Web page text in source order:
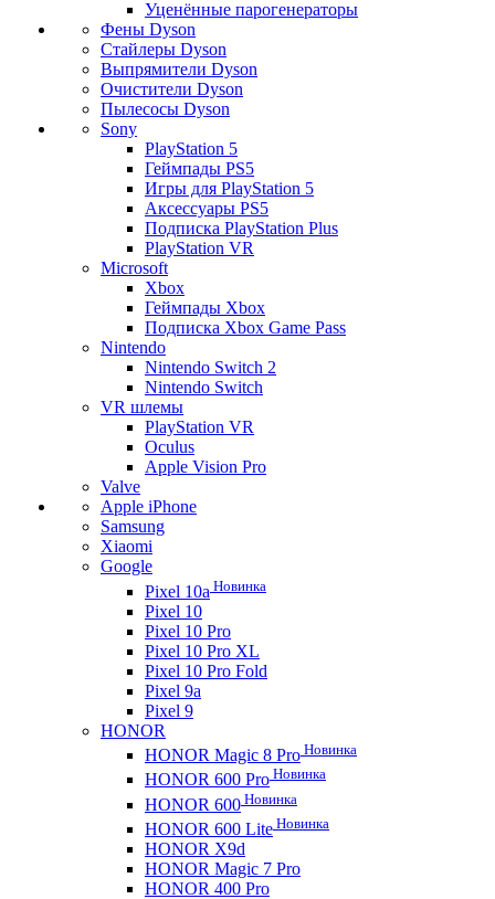
Уценённые парогенераторы
Фены Dyson
Стайлеры Dyson
Выпрямители Dyson
Очистители Dyson
Пылесосы Dyson
Sony
PlayStation 5
Геймпады PS5
Игры для PlayStation 5
Аксессуары PS5
Подписка PlayStation Plus
PlayStation VR
Microsoft
Xbox
Геймпады Xbox
Подписка Xbox Game Pass
Nintendo
Nintendo Switch 2
Nintendo Switch
VR шлемы
PlayStation VR
Oculus
Apple Vision Pro
Valve
Apple iPhone
Samsung
Xiaomi
Google
Pixel 10a Новинка
Pixel 10
Pixel 10 Pro
Pixel 10 Pro XL
Pixel 10 Pro Fold
Pixel 9a
Pixel 9
HONOR
HONOR Magic 8 Pro Новинка
HONOR 600 Pro Новинка
HONOR 600 Новинка
HONOR 600 Lite Новинка
HONOR X9d
HONOR Magic 7 Pro
HONOR 400 Pro